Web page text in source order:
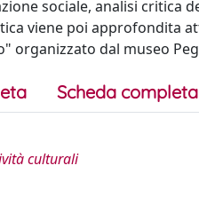
sociale, analisi critica
viene poi approfondita
dal museo
Scheda
culturali